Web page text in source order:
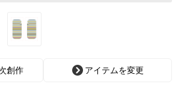
創作 アイテムを変更